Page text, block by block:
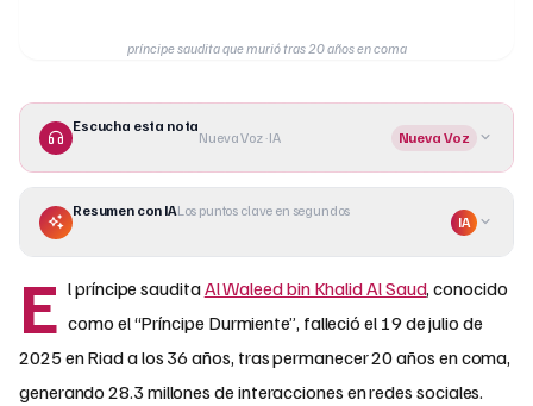
príncipe saudita que murió tras 20 años en coma
Escucha esta nota
Nueva Voz · IA Nueva Voz
Resumen con IALos puntos clave en segundos
IA
E l príncipe sauditaAl Waleed bin Khalid Al Saud, conocido
como el “Príncipe Durmiente”, falleció el 19 de julio de
2025 en Riad a los 36 años, tras permanecer 20 años en coma,
generando 28.3 millones de interacciones en redes sociales.